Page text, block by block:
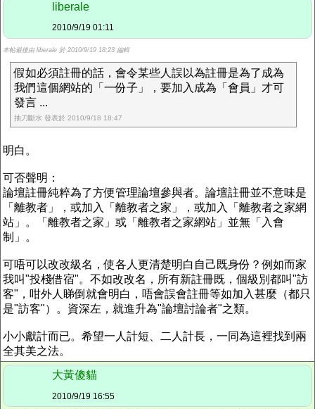
liberale
2010/9/19 01:11
本帖最後由 liberale 於 2010/9/19 18:23 編輯
假如必須註冊的話，會令某些人誤以為註冊是為了成為
我們這個網站的「一份子」，要加入成為「會員」才可
發言 ...
抽刀斷水 發表於 2010/9/18 18:47
明白。
可否聲明：
論壇註冊純粹為了方便管理論壇參與者。論壇註冊並不意味是
「離教者」，或加入「離教者之家」，或加入「離教者之家網
站」。「離教者之家」或「離教者之家網站」並無「入會
制」。
可唔可以改改級名，使各人更清楚明白自己既身份？例如而家
我叫"投棧借宿"。不如改改名，所有新註冊既，個級別都叫"訪
客"，咁外人睇倒就會明白，唔會誤會註冊等如加入甚麼（都只
是"訪客"）。資深左，就進升為"論壇討論者"之類。
小小獻計而已。希望一人計短、二人計長，一同為這裡找到兩
全其美之法。
大黃傻貓
2010/9/19 16:55